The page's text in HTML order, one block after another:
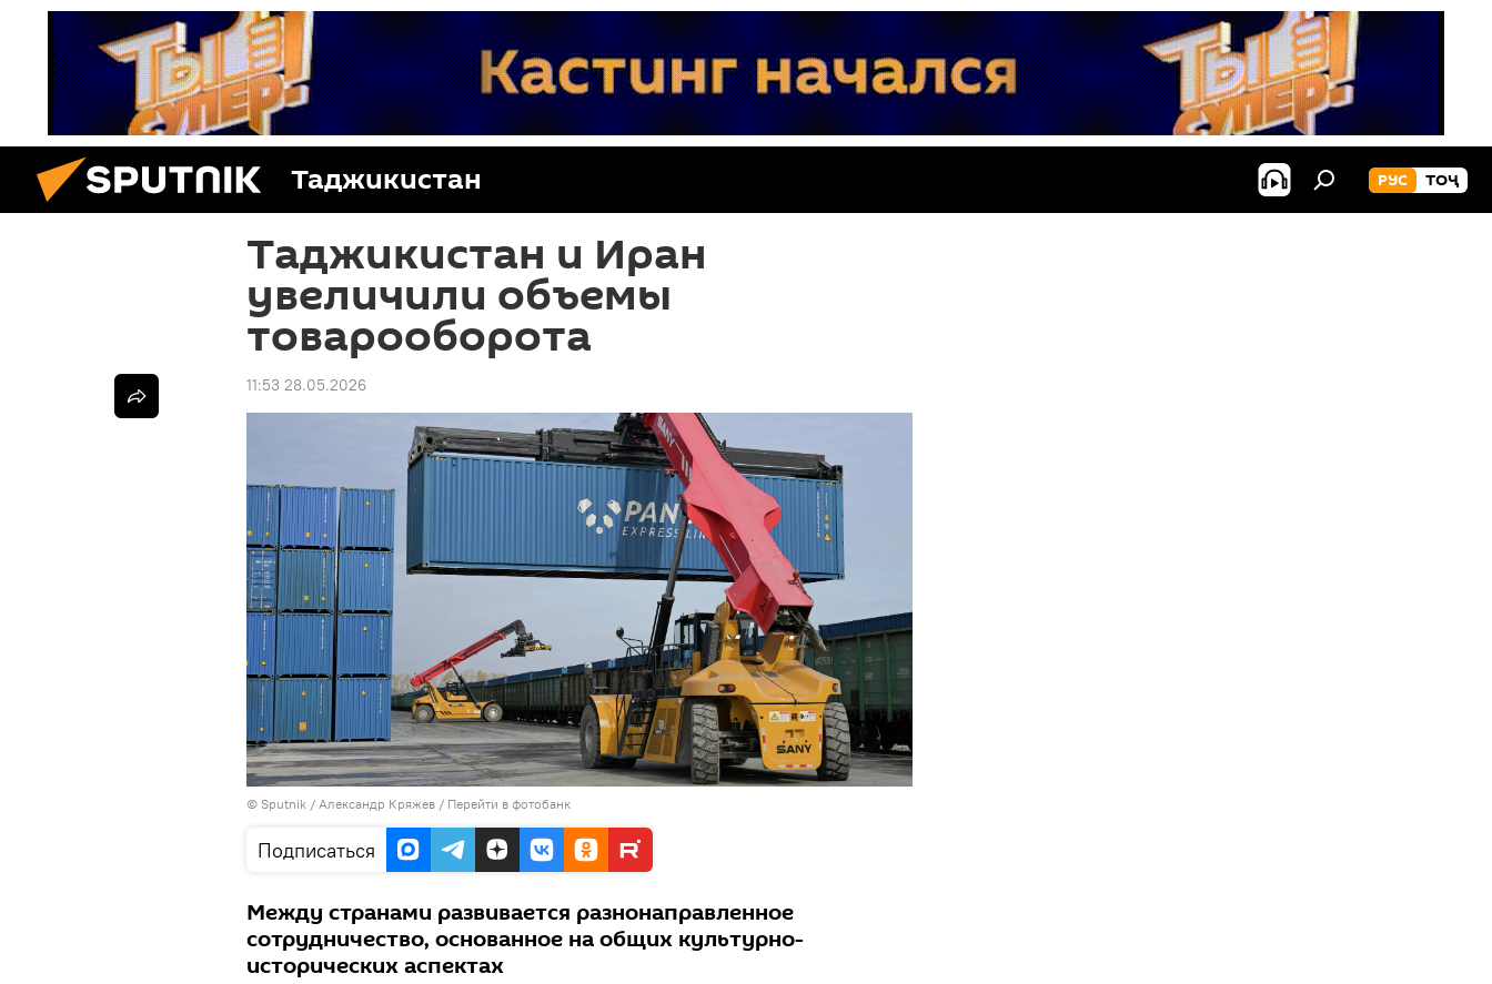
Таджикистан РУС ТОҶ
Таджикистан и Иран
увеличили объемы
товарооборота
11:53 28.05.2026
© Sputnik / Александр Кряжев / Перейти в фотобанк
Подписаться
Между странами развивается разнонаправленное
сотрудничество, основанное на общих культурно-
исторических аспектах